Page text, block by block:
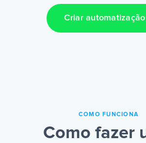
Criar automatização
COMO FUNCIONA
Como fazer